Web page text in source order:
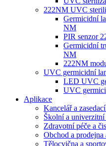
222NM UVC
Germicidní
NM
PIR senzor
Germicidní
NM
222NM
UVC germicidní
LED UVC
UVC
Aplikace
Kancelář a
Školní a
Zdravotní péče a
Obchod a prodejna
Tělocvična a